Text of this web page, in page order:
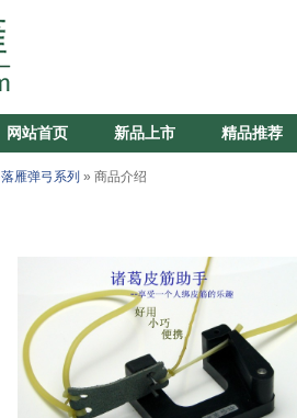
网站首页 新品上市 精品推荐
落雁弹弓系列 » 商品介绍